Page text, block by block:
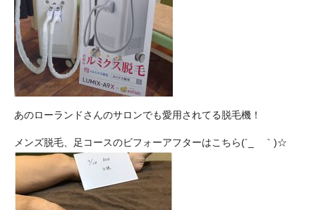
あのローランドさんのサロンでも愛用されてる脱毛機！
メンズ脱毛、足コースのビフォーアフターはこちら(´_ゝ｀)☆